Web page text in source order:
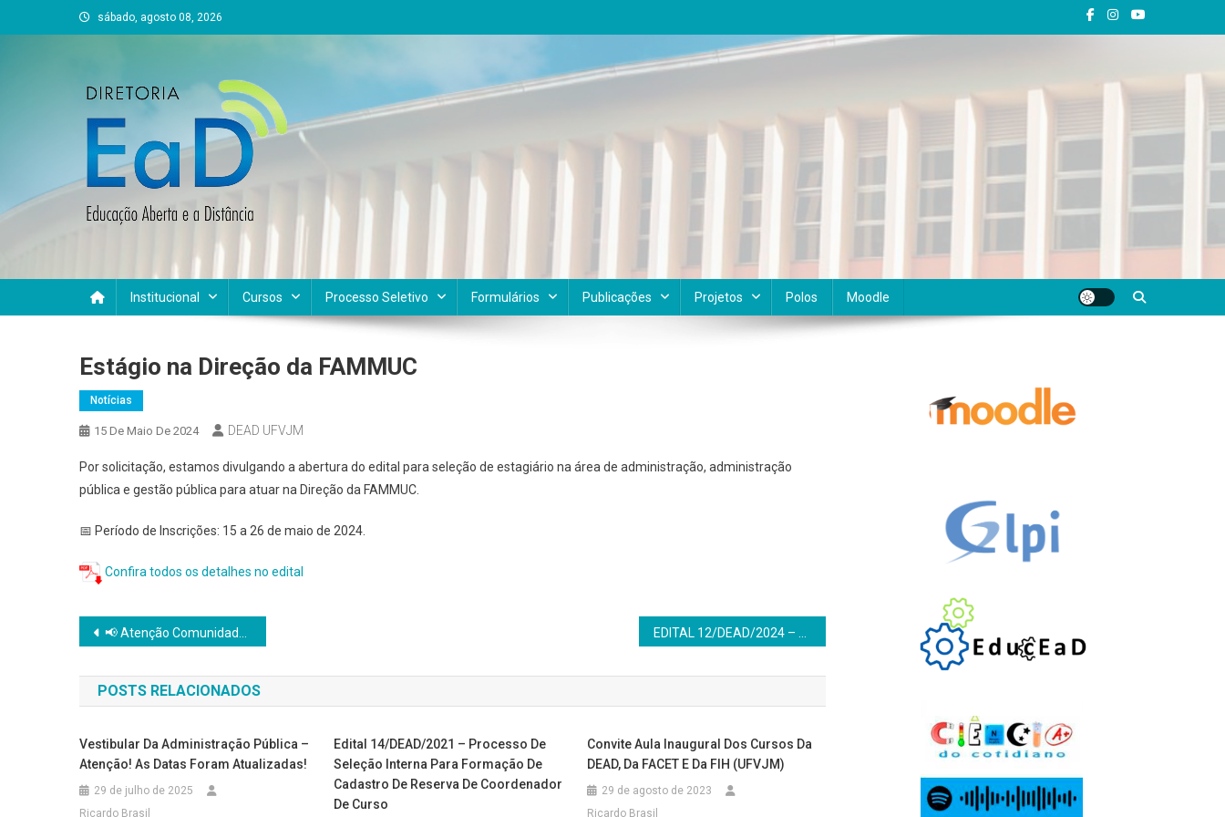
to
sábado, agosto 08, 2026
DEAD UFVJM
Institucional Cursos Processo Seletivo Formulários Publicações Projetos Polos Moodle
Estágio na Direção da FAMMUC
Notícias
15 De Maio De 2024 DEAD UFVJM
Por solicitação, estamos divulgando a abertura do edital para seleção de estagiário na área de administração, administração
pública e gestão pública para atuar na Direção da FAMMUC.
📅 Período de Inscrições: 15 a 26 de maio de 2024.
Confira todos os detalhes no edital
Navegação
de
Post
📢 Atenção Comunidade Acadêmica! 📢
POSTS RELACIONADOS
Vestibular Da Administração Pública –
Atenção! As Datas Foram Atualizadas!
29 de julho de 2025
Ricardo Brasil
Edital 14/DEAD/2021 – Processo De
Seleção Interna Para Formação De
Cadastro De Reserva De Coordenador
De Curso
Convite Aula Inaugural Dos Cursos Da
DEAD, Da FACET E Da FIH (UFVJM)
29 de agosto de 2023
Ricardo Brasil